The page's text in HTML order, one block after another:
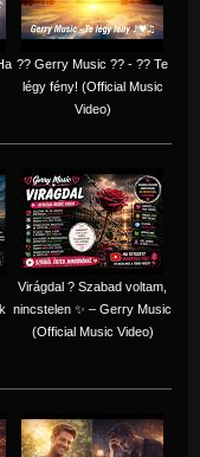
?? Gerry Music ?? - ?? Te
légy fény! (Official Music
Video)
Virágdal ? Szabad voltam,
nincstelen ✨ – Gerry Music
(Official Music Video)